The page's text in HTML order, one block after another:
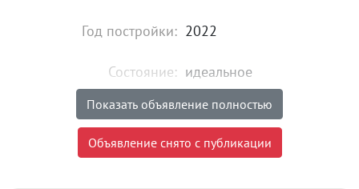
Год постройки: 2022
Состояние: идеальное
Мебель: есть
Цена: 23 000₽
Показать объявление полностью
Объявление снято с публикации